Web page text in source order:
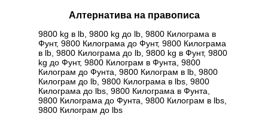
Алтернатива на правописа
9800 kg в lb, 9800 kg до lb, 9800 Килограмa в
Фунт, 9800 Килограмa до Фунт, 9800 Килограмa
в lb, 9800 Килограмa до lb, 9800 kg в Фунт, 9800
kg до Фунт, 9800 Килограм в Фунтa, 9800
Килограм до Фунтa, 9800 Килограм в lb, 9800
Килограм до lb, 9800 Килограмa в lbs, 9800
Килограмa до lbs, 9800 Килограмa в Фунтa,
9800 Килограмa до Фунтa, 9800 Килограм в lbs,
9800 Килограм до lbs